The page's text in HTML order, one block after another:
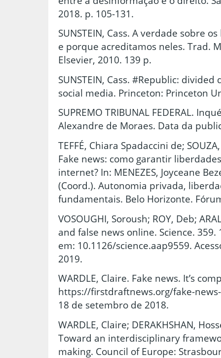
2018. p. 105-131.
SUNSTEIN, Cass. A verdade sobre
e porque acreditamos neles. Trad.
Elsevier, 2010. 139 p.
SUNSTEIN, Cass. #Republic:
social media. Princeton: Princeton
SUPREMO TRIBUNAL FEDERAL.
Alexandre de Moraes. Data da
TEFFÉ, Chiara Spadaccini de;
Fake news: como garantir
internet? In: MENEZES, Joyceane
(Coord.). Autonomia privada,
fundamentais. Belo Horizonte.
VOSOUGHI, Soroush; ROY, Deb;
and false news online. Science.
em: 10.1126/science.aap9559.
2019.
WARDLE, Claire. Fake news. It’s
https://firstdraftnews.org/fake-
18 de setembro de 2018.
WARDLE, Claire; DERAKHSHAN,
Toward an interdisciplinary
making. Council of Europe: